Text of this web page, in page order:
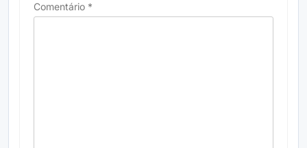
Comentário *